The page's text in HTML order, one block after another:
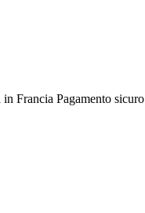
in Francia Pagamento sicuro